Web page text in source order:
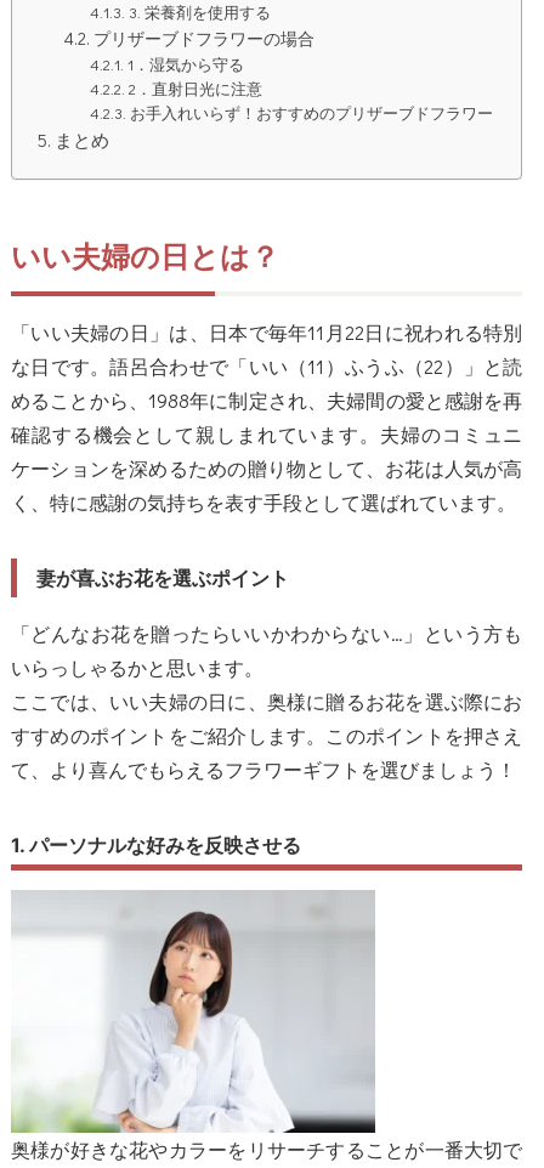
3. 栄養剤を使用する
プリザーブドフラワーの場合
1．湿気から守る
2．直射日光に注意
お手入れいらず！おすすめのプリザーブドフラワー
まとめ
いい夫婦の日とは？
「いい夫婦の日」は、日本で毎年11月22日に祝われる特別
な日です。語呂合わせで「いい（11）ふうふ（22）」と読
めることから、1988年に制定され、夫婦間の愛と感謝を再
確認する機会として親しまれています。夫婦のコミュニ
ケーションを深めるための贈り物として、お花は人気が高
く、特に感謝の気持ちを表す手段として選ばれています。
妻が喜ぶお花を選ぶポイント
「どんなお花を贈ったらいいかわからない…」という方も
いらっしゃるかと思います。
ここでは、いい夫婦の日に、奥様に贈るお花を選ぶ際にお
すすめのポイントをご紹介します。このポイントを押さえ
て、より喜んでもらえるフラワーギフトを選びましょう！
1. パーソナルな好みを反映させる
奥様が好きな花やカラーをリサーチすることが一番大切で